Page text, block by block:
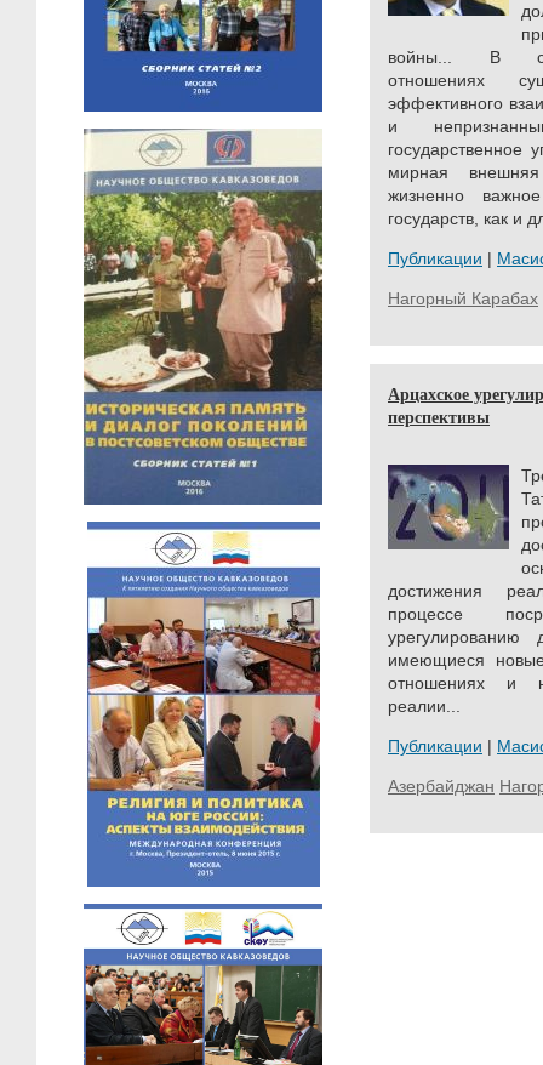
войны... В
отношениях
эффективного
и
государственное
мирная
жизненно
государств, как и
Публикации |
Нагорный Карабах
Арцахское
перспективы
достижения
процессе
имеющиеся
отношениях и
реалии...
Публикации |
Азербайджан